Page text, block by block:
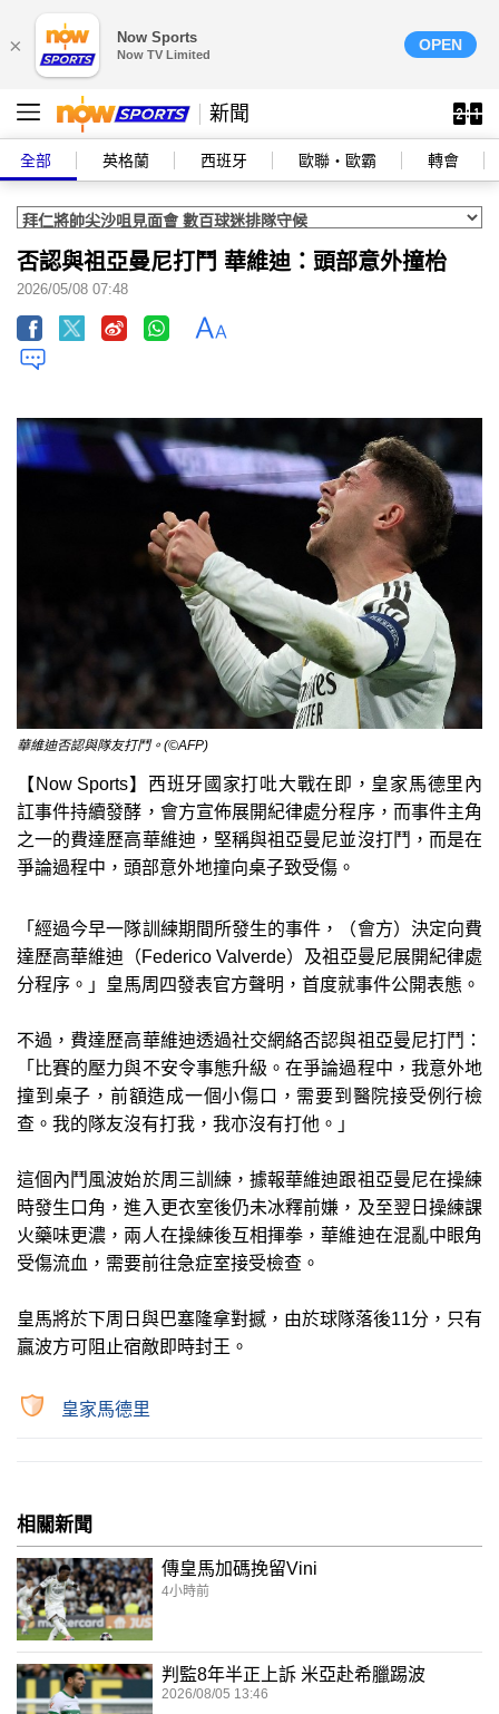
× Now Sports
Now TV Limited
OPEN
新聞
全部 英格蘭 西班牙 歐聯‧歐霸 轉會
否認與祖亞曼尼打鬥 華維迪：頭部意外撞枱
2026/05/08 07:48
華維迪否認與隊友打鬥。(©AFP)
【Now Sports】西班牙國家打吡大戰在即，皇家馬德里內
訌事件持續發酵，會方宣佈展開紀律處分程序，而事件主角
之一的費達歷高華維迪，堅稱與祖亞曼尼並沒打鬥，而是在
爭論過程中，頭部意外地撞向桌子致受傷。
「經過今早一隊訓練期間所發生的事件，（會方）決定向費
達歷高華維迪（Federico Valverde）及祖亞曼尼展開紀律處
分程序。」皇馬周四發表官方聲明，首度就事件公開表態。
不過，費達歷高華維迪透過社交網絡否認與祖亞曼尼打鬥：
「比賽的壓力與不安令事態升級。在爭論過程中，我意外地
撞到桌子，前額造成一個小傷口，需要到醫院接受例行檢
查。我的隊友沒有打我，我亦沒有打他。」
這個內鬥風波始於周三訓練，據報華維迪跟祖亞曼尼在操練
時發生口角，進入更衣室後仍未冰釋前嫌，及至翌日操練課
火藥味更濃，兩人在操練後互相揮拳，華維迪在混亂中眼角
受傷流血，需要前往急症室接受檢查。
皇馬將於下周日與巴塞隆拿對撼，由於球隊落後11分，只有
贏波方可阻止宿敵即時封王。
皇家馬德里
相關新聞
傳皇馬加碼挽留Vini
4小時前
判監8年半正上訴 米亞赴希臘踢波
2026/08/05 13:46